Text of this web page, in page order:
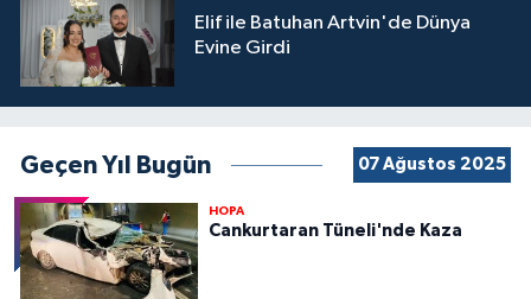
Elif ile Batuhan Artvin'de Dünya
Evine Girdi
Geçen Yıl Bugün 07 Ağustos 2025
HOPA
Cankurtaran Tüneli'nde Kaza